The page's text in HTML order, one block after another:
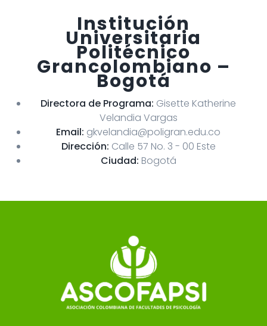
Institución
Universitaria
Politécnico
Grancolombiano –
Bogotá
Directora de Programa: Gisette Katherine
Velandia Vargas
Email: gkvelandia@poligran.edu.co
Dirección: Calle 57 No. 3 - 00 Este
Ciudad: Bogotá